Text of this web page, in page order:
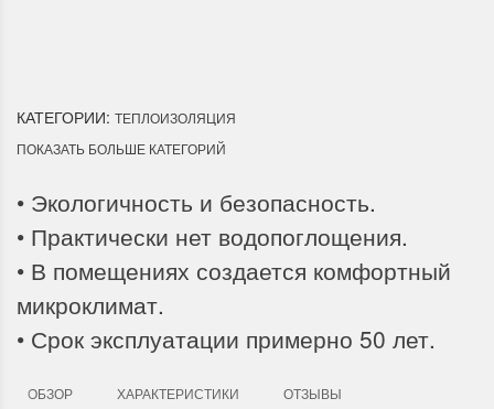
КАТЕГОРИИ: ТЕПЛОИЗОЛЯЦИЯ
ПОКАЗАТЬ БОЛЬШЕ КАТЕГОРИЙ
• Экологичность и безопасность.
• Практически нет водопоглощения.
• В помещениях создается комфортный
микроклимат.
• Срок эксплуатации примерно 50 лет.
ОБЗОР ХАРАКТЕРИСТИКИ ОТЗЫВЫ